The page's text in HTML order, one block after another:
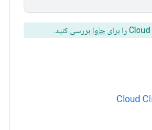
جاوا بررسی کنید.